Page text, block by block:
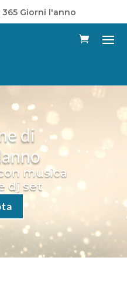
Giorni l'anno
di
musica
dj set